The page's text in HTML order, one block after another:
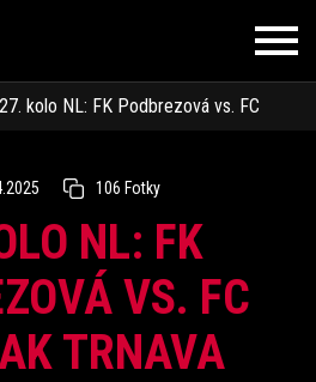
27. kolo NL: FK Podbrezová vs. FC
106 Fotky
NL: FK
VS. FC
TRNAVA